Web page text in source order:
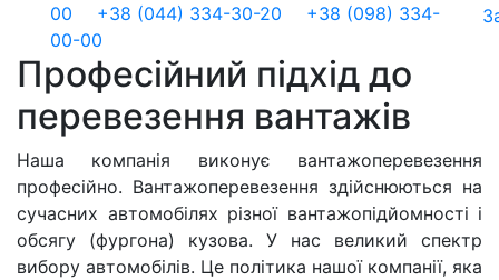
00
+38 (044) 334-30-20
+38 (098) 334-
00-00
Професійний підхід до
перевезення вантажів
Наша компанія виконує вантажоперевезення
професійно. Вантажоперевезення здійснюються на
сучасних автомобілях різної вантажопідйомності і
обсягу (фургона) кузова. У нас великий спектр
вибору автомобілів. Це політика нашої компанії, яка